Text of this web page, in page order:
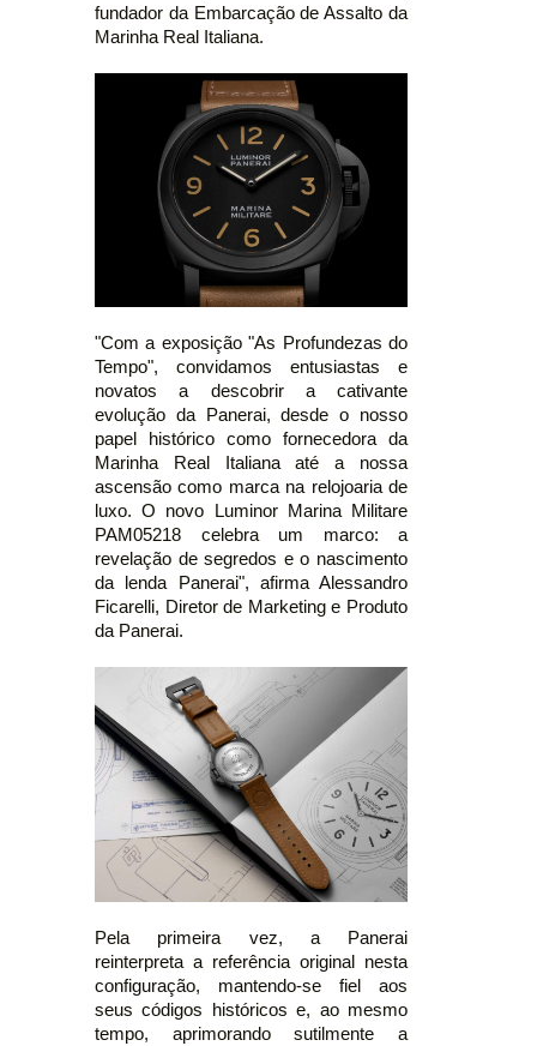
fundador da Embarcação de Assalto da
Marinha Real Italiana.
"Com a exposição "As Profundezas do
Tempo", convidamos entusiastas e
novatos a descobrir a cativante
evolução da Panerai, desde o nosso
papel histórico como fornecedora da
Marinha Real Italiana até a nossa
ascensão como marca na relojoaria de
luxo. O novo Luminor Marina Militare
PAM05218 celebra um marco: a
revelação de segredos e o nascimento
da lenda Panerai", afirma Alessandro
Ficarelli, Diretor de Marketing e Produto
da Panerai.
Pela primeira vez, a Panerai
reinterpreta a referência original nesta
configuração, mantendo-se fiel aos
seus códigos históricos e, ao mesmo
tempo, aprimorando sutilmente a